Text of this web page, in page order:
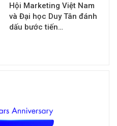
Hội Marketing Việt Nam
và Đại học Duy Tân đánh
dấu bước tiến…